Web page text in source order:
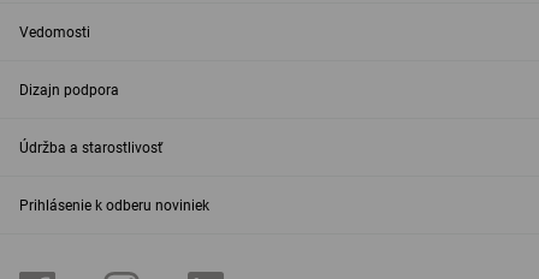
Vedomosti
Dizajn podpora
Údržba a starostlivosť
Prihlásenie k odberu noviniek